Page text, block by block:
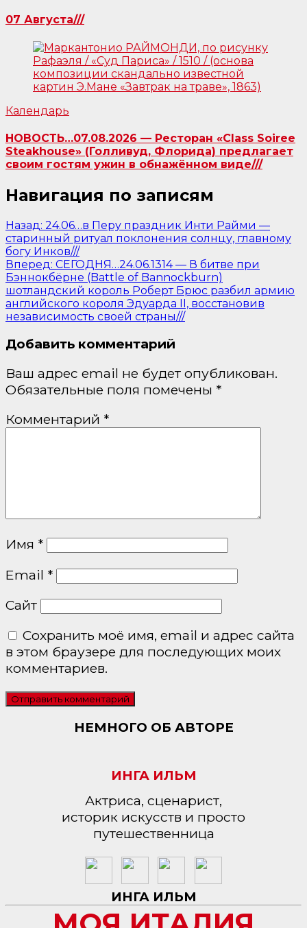
07 Августа///
Календарь
НОВОСТЬ…07.08.2026 — Ресторан «Class Soiree
Steakhouse» (Голливуд, Флорида) предлагает
своим гостям ужин в обнажённом виде///
Навигация по записям
Назад: 24.06…в Перу праздник Инти Райми —
старинный ритуал поклонения солнцу, главному
богу Инков///
Вперед: СЕГОДНЯ…24.06.1314 — В битве при
Бэннокбёрне (Battle of Bannockburn)
шотландский король Роберт Брюс разбил армию
английского короля Эдуарда II, восстановив
независимость своей страны///
Добавить комментарий
Ваш адрес email не будет опубликован.
Обязательные поля помечены *
Комментарий *
Имя *
Email *
Сайт
Сохранить моё имя, email и адрес сайта
в этом браузере для последующих моих
комментариев.
НЕМНОГО ОБ АВТОРЕ
ИНГА ИЛЬМ
Актриса, сценарист,
историк искусств и просто
путешественница
ИНГА ИЛЬМ